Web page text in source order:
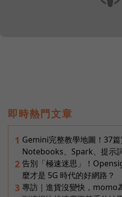
即時熱門文章
1 Gemini完整教學地圖！37篇
Notebooks、Spark、提示
2 告別「極速迷思」！
麼才是 5G 時代的好網路？
3 專訪｜進貨沒變快，momo